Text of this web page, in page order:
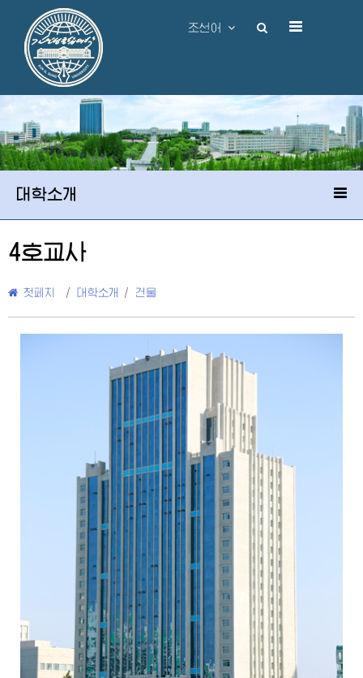
조선어
대학소개
4호교사
첫페지 / 대학소개 / 건물